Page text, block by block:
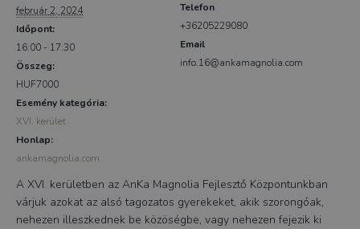
február 2, 2024
Időpont:
16:00 - 17:30
Összeg:
HUF7000
Esemény kategória:
XVI. kerület
Honlap:
ankamagnolia.com
Telefon
+36205229080
Email
info.16@ankamagnolia.com
A XVI. kerületben az AnKa Magnolia Fejlesztő Központunkban
várjuk azokat az alsó tagozatos gyerekeket, akik szorongóak,
nehezen illeszkednek be közöségbe, vagy nehezen fejezik ki